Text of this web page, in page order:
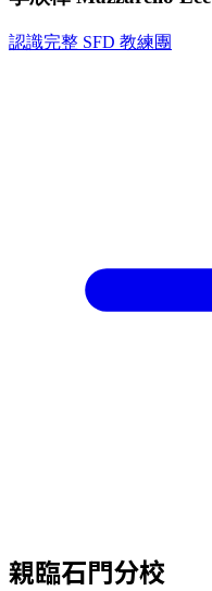
認識完整 SFD 教練團
親臨石門分校